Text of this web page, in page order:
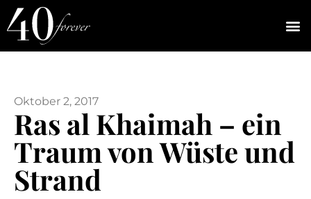
Oktober 2, 2017
Ras al Khaimah – ein
Traum von Wüste und
Strand